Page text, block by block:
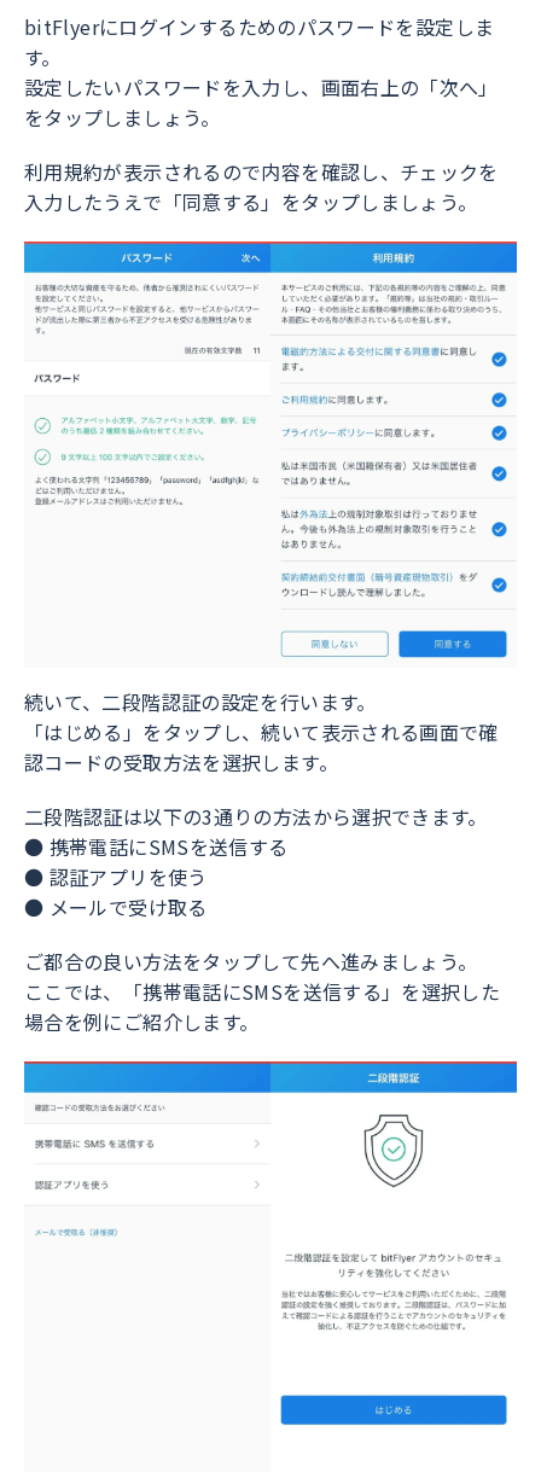
bitFlyerにログインするためのパスワードを設定しま
す。
設定したいパスワードを入力し、画面右上の「次へ」
をタップしましょう。
利用規約が表示されるので内容を確認し、チェックを
入力したうえで「同意する」をタップしましょう。
続いて、二段階認証の設定を行います。
「はじめる」をタップし、続いて表示される画面で確
認コードの受取方法を選択します。
二段階認証は以下の3通りの方法から選択できます。
● 携帯電話にSMSを送信する
● 認証アプリを使う
● メールで受け取る
ご都合の良い方法をタップして先へ進みましょう。
ここでは、「携帯電話にSMSを送信する」を選択した
場合を例にご紹介します。